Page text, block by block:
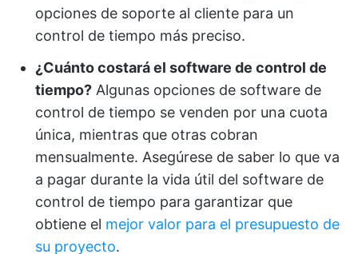
opciones de soporte al cliente para un
control de tiempo más preciso.
¿Cuánto costará el software de control de
tiempo? Algunas opciones de software de
control de tiempo se venden por una cuota
única, mientras que otras cobran
mensualmente. Asegúrese de saber lo que va
a pagar durante la vida útil del software de
control de tiempo para garantizar que
obtiene el mejor valor para el presupuesto de
su proyecto.